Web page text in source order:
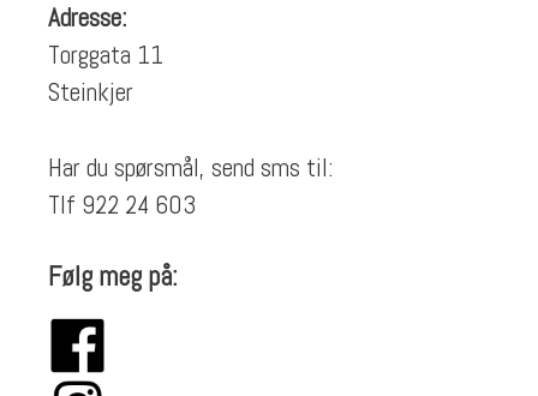
Adresse:
Torggata 11
Steinkjer
Har du spørsmål, send sms til:
Tlf 922 24 603
Følg meg på: